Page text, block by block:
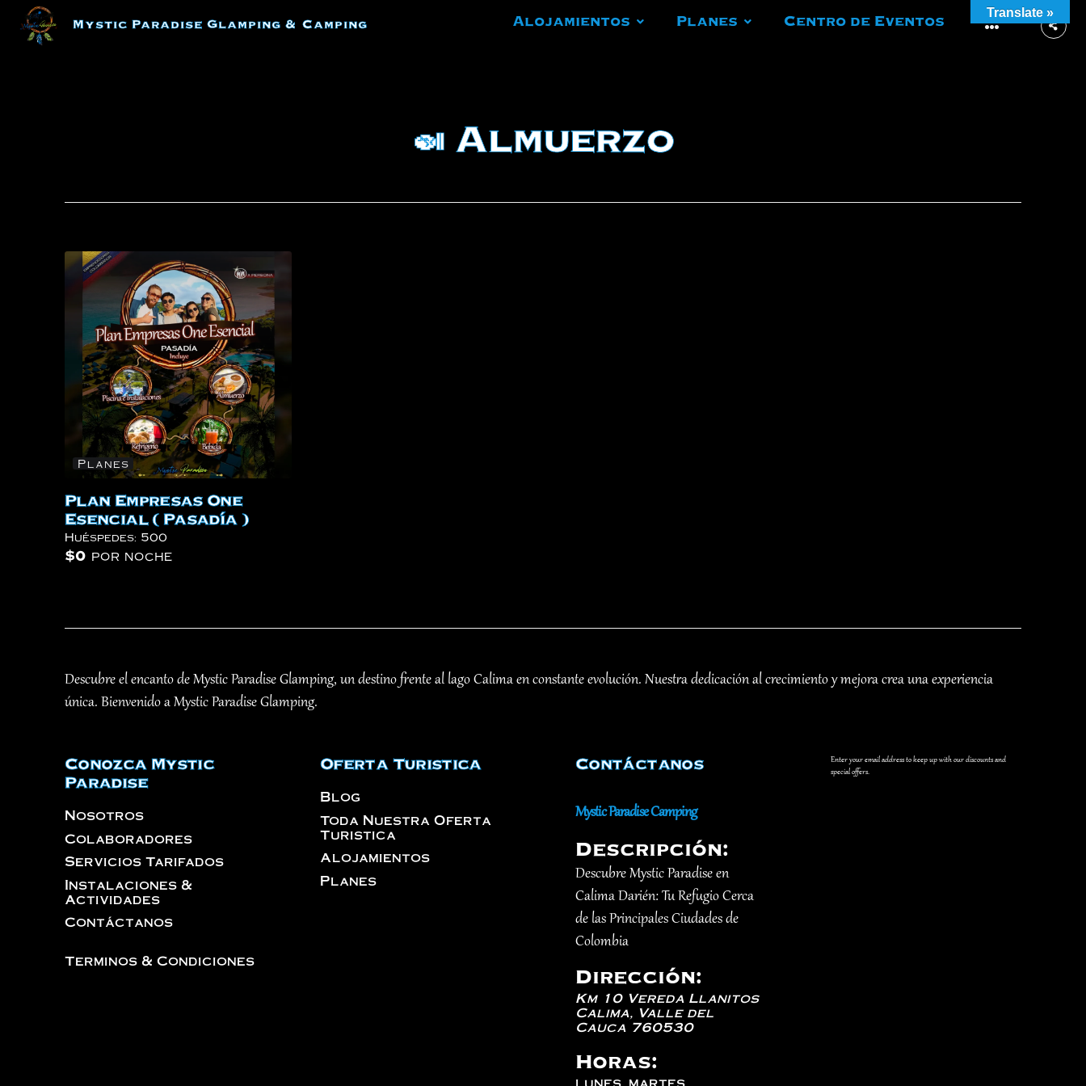
Skip
to
content
Mystic Paradise Glamping & Camping Alojamientos Planes Centro de Eventos More
🍛 Almuerzo
Planes
Plan Empresas One
Esencial ( Pasadía )
Huéspedes: 500
$0 por noche
Descubre el encanto de Mystic Paradise Glamping, un destino frente al lago Calima en constante evolución. Nuestra dedicación al crecimiento y mejora crea una experiencia
única. Bienvenido a Mystic Paradise Glamping.
Conozca Mystic
Paradise
Nosotros
Colaboradores
Servicios Tarifados
Instalaciones &
Actividades
Contáctanos
Terminos & Condiciones
Oferta Turistica
Blog
Toda Nuestra Oferta
Turistica
Alojamientos
Planes
Contáctanos
Mystic Paradise Camping
Descripción:
Descubre Mystic Paradise en
Calima Darién: Tu Refugio Cerca
de las Principales Ciudades de
Colombia
Dirección:
Km 10 Vereda Llanitos
Calima, Valle del
Cauca 760530
Horas:
lunes, martes,
Enter your email address to keep up with our discounts and
special offers.
Translate »